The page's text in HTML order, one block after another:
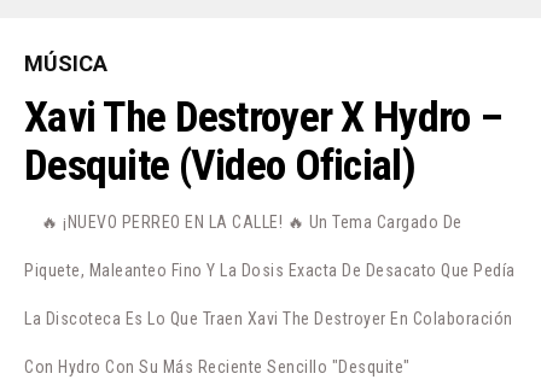
MÚSICA
Xavi The Destroyer X Hydro –
Desquite (Video Oficial)
🔥 ¡NUEVO PERREO EN LA CALLE! 🔥 Un Tema Cargado De
Piquete, Maleanteo Fino Y La Dosis Exacta De Desacato Que Pedía
La Discoteca Es Lo Que Traen Xavi The Destroyer En Colaboración
Con Hydro Con Su Más Reciente Sencillo "Desquite"